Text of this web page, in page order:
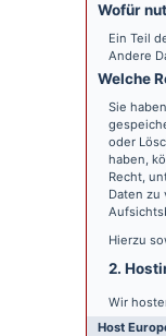
Wofür
Ein Teil
Andere
Welche
Sie
oder
haben,
Recht,
Daten zu
Hierzu
2.
Wir
Host